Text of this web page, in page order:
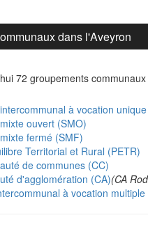
dans l'Aveyron
72 groupements
à vocation
ouvert (SMO)
fermé (SMF)
Territorial et Rural (PETR)
de communes (CC)
d'agglomération (CA)(CA
à vocation multiple